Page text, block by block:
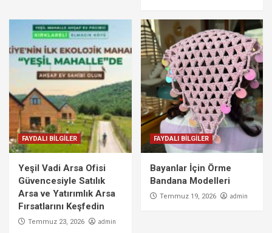
FAYDALI BİLGİLER
Yeşil Vadi Arsa Ofisi
Güvencesiyle Satılık
Arsa ve Yatırımlık Arsa
Fırsatlarını Keşfedin
Temmuz 23, 2026 admin
FAYDALI BİLGİLER
Bayanlar İçin Örme
Bandana Modelleri
Temmuz 19, 2026 admin